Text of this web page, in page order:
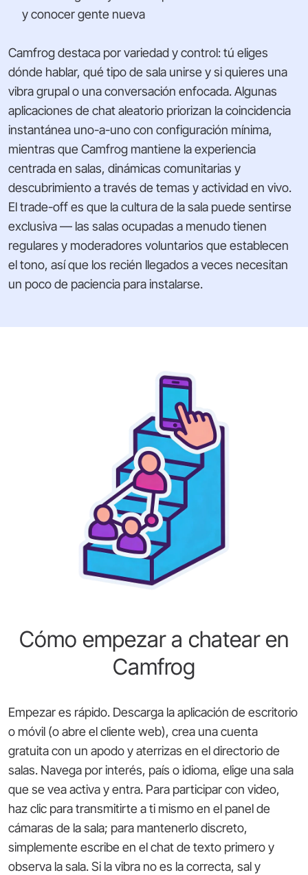
y conocer gente nueva
Camfrog destaca por variedad y control: tú eliges
dónde hablar, qué tipo de sala unirse y si quieres una
vibra grupal o una conversación enfocada. Algunas
aplicaciones de chat aleatorio priorizan la coincidencia
instantánea uno-a-uno con configuración mínima,
mientras que Camfrog mantiene la experiencia
centrada en salas, dinámicas comunitarias y
descubrimiento a través de temas y actividad en vivo.
El trade-off es que la cultura de la sala puede sentirse
exclusiva — las salas ocupadas a menudo tienen
regulares y moderadores voluntarios que establecen
el tono, así que los recién llegados a veces necesitan
un poco de paciencia para instalarse.
Cómo empezar a chatear en
Camfrog
Empezar es rápido. Descarga la aplicación de escritorio
o móvil (o abre el cliente web), crea una cuenta
gratuita con un apodo y aterrizas en el directorio de
salas. Navega por interés, país o idioma, elige una sala
que se vea activa y entra. Para participar con video,
haz clic para transmitirte a ti mismo en el panel de
cámaras de la sala; para mantenerlo discreto,
simplemente escribe en el chat de texto primero y
observa la sala. Si la vibra no es la correcta, sal y